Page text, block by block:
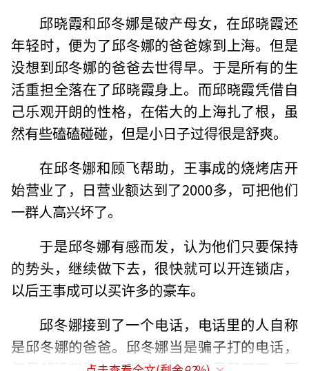
邱晓霞和邱冬娜是破产母女，在邱晓霞还
年轻时，便为了邱冬娜的爸爸嫁到上海。但是
没想到邱冬娜的爸爸去世得早。于是所有的生
活重担全落在了邱晓霞身上。而邱晓霞凭借自
己乐观开朗的性格，在偌大的上海扎了根，虽
然有些磕磕碰碰，但是小日子过得很是舒爽。
在邱冬娜和顾飞帮助，王事成的烧烤店开
始营业了，日营业额达到了2000多，可把他们
一群人高兴坏了。
于是邱冬娜有感而发，认为他们只要保持
的势头，继续做下去，很快就可以开连锁店，
以后王事成可以买许多的豪车。
邱冬娜接到了一个电话，电话里的人自称
是邱冬娜的爸爸。邱冬娜当是骗子打的电话，